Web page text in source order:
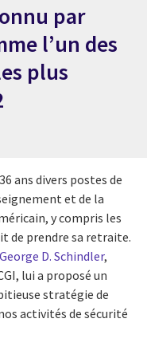
par
l’un des
plus
ans divers postes de
et de la
y compris les
de prendre sa retraite.
George D. Schindler,
lui a proposé un
stratégie de
activités de sécurité